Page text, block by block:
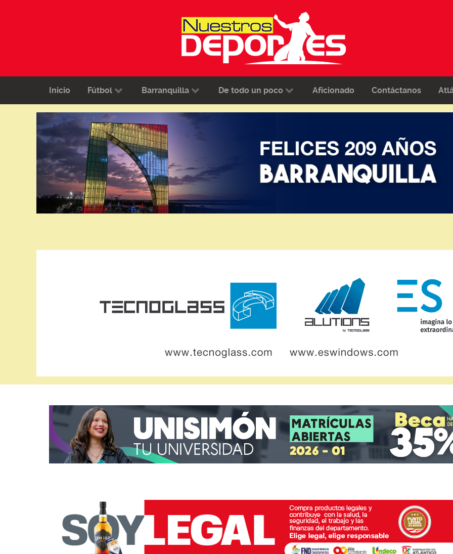
Inicio Fútbol Barranquilla De todo un poco Aficionado Contáctanos